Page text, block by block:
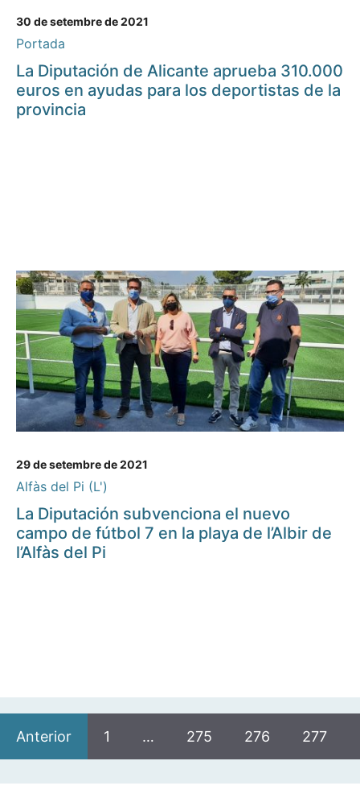
30 de setembre de 2021
Portada
La Diputación de Alicante aprueba 310.000
euros en ayudas para los deportistas de la
provincia
29 de setembre de 2021
Alfàs del Pi (L')
La Diputación subvenciona el nuevo
campo de fútbol 7 en la playa de l’Albir de
l’Alfàs del Pi
Anterior 1 … 275 276 277